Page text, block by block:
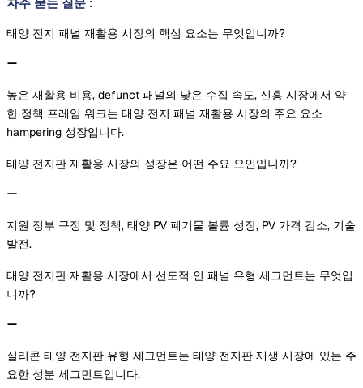
태양 전지 패널 재활용 시장의 핵심 요소는 무엇입니까?
높은 재활용 비용, defunct 패널의 낮은 수집 속도, 신흥 시장에서 약
한 정책 프레임 워크는 태양 전지 패널 재활용 시장의 주요 요소
hampering 성장입니다.
태양 전지판 재활용 시장의 성장은 어떤 주요 요인입니까?
지원 정부 규정 및 정책, 태양 PV 폐기물 볼륨 성장, PV 가격 감소, 기술
발전.
태양 전지판 재활용 시장에서 선도적 인 패널 유형 세그먼트는 무엇입
니까?
실리콘 태양 전지판 유형 세그먼트는 태양 전지판 재생 시장에 있는 주
요한 성분 세그먼트입니다.